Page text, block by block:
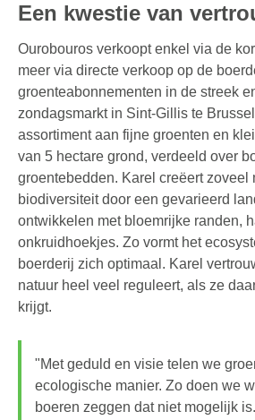
Een kwestie van
Ourobouros verkoopt enkel via de
meer via directe verkoop op de
groenteabonnementen in de streek
zondagsmarkt in Sint-Gillis te
assortiment aan fijne groenten en
van 5 hectare grond, verdeeld over
groentebedden. Karel creëert zoveel
biodiversiteit door een gevarieerd
ontwikkelen met bloemrijke randen,
onkruidhoekjes. Zo vormt het
boerderij zich optimaal. Karel
natuur heel veel reguleert, als ze
krijgt.
"Met geduld en visie telen we
ecologische manier. Zo doen we
boeren zeggen dat niet mogelijk